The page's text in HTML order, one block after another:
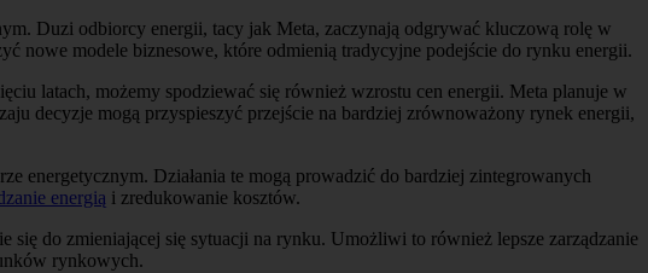
Duzi odbiorcy energii, tacy jak Meta, zaczynają odgrywać kluczową rolę w
nowe modele biznesowe, które odmienią tradycyjne podejście do rynku energii.
latach, możemy spodziewać się również wzrostu cen energii. Meta planuje w
decyzje mogą przyspieszyć przejście na bardziej zrównoważony rynek energii,
energetycznym. Działania te mogą prowadzić do bardziej zintegrowanych
energią i zredukowanie kosztów.
do zmieniającej się sytuacji na rynku. Umożliwi to również lepsze zarządzanie
rynkowych.